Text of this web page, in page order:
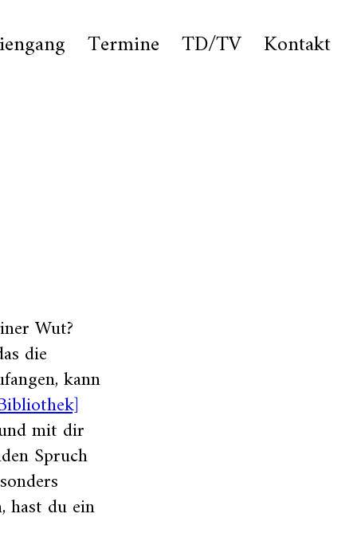
Termine TD/TV Kontakt
Wut?
die
kann
mit dir
Spruch
hast du ein